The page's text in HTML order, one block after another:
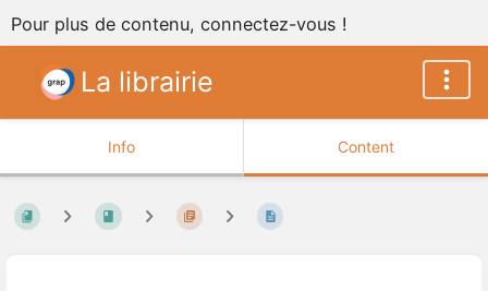
Pour plus de contenu, connectez-vous !
La librairie
Info Content